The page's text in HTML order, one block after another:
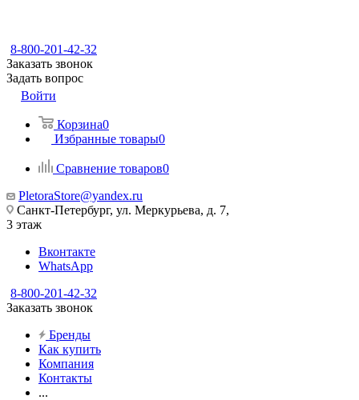
8-800-201-42-32
Заказать звонок
Задать вопрос
Войти
Корзина0
Избранные товары0
Сравнение товаров0
PletoraStore@yandex.ru
Санкт-Петербург, ул. Меркурьева, д. 7,
3 этаж
Вконтакте
WhatsApp
8-800-201-42-32
Заказать звонок
Бренды
Как купить
Компания
Контакты
...